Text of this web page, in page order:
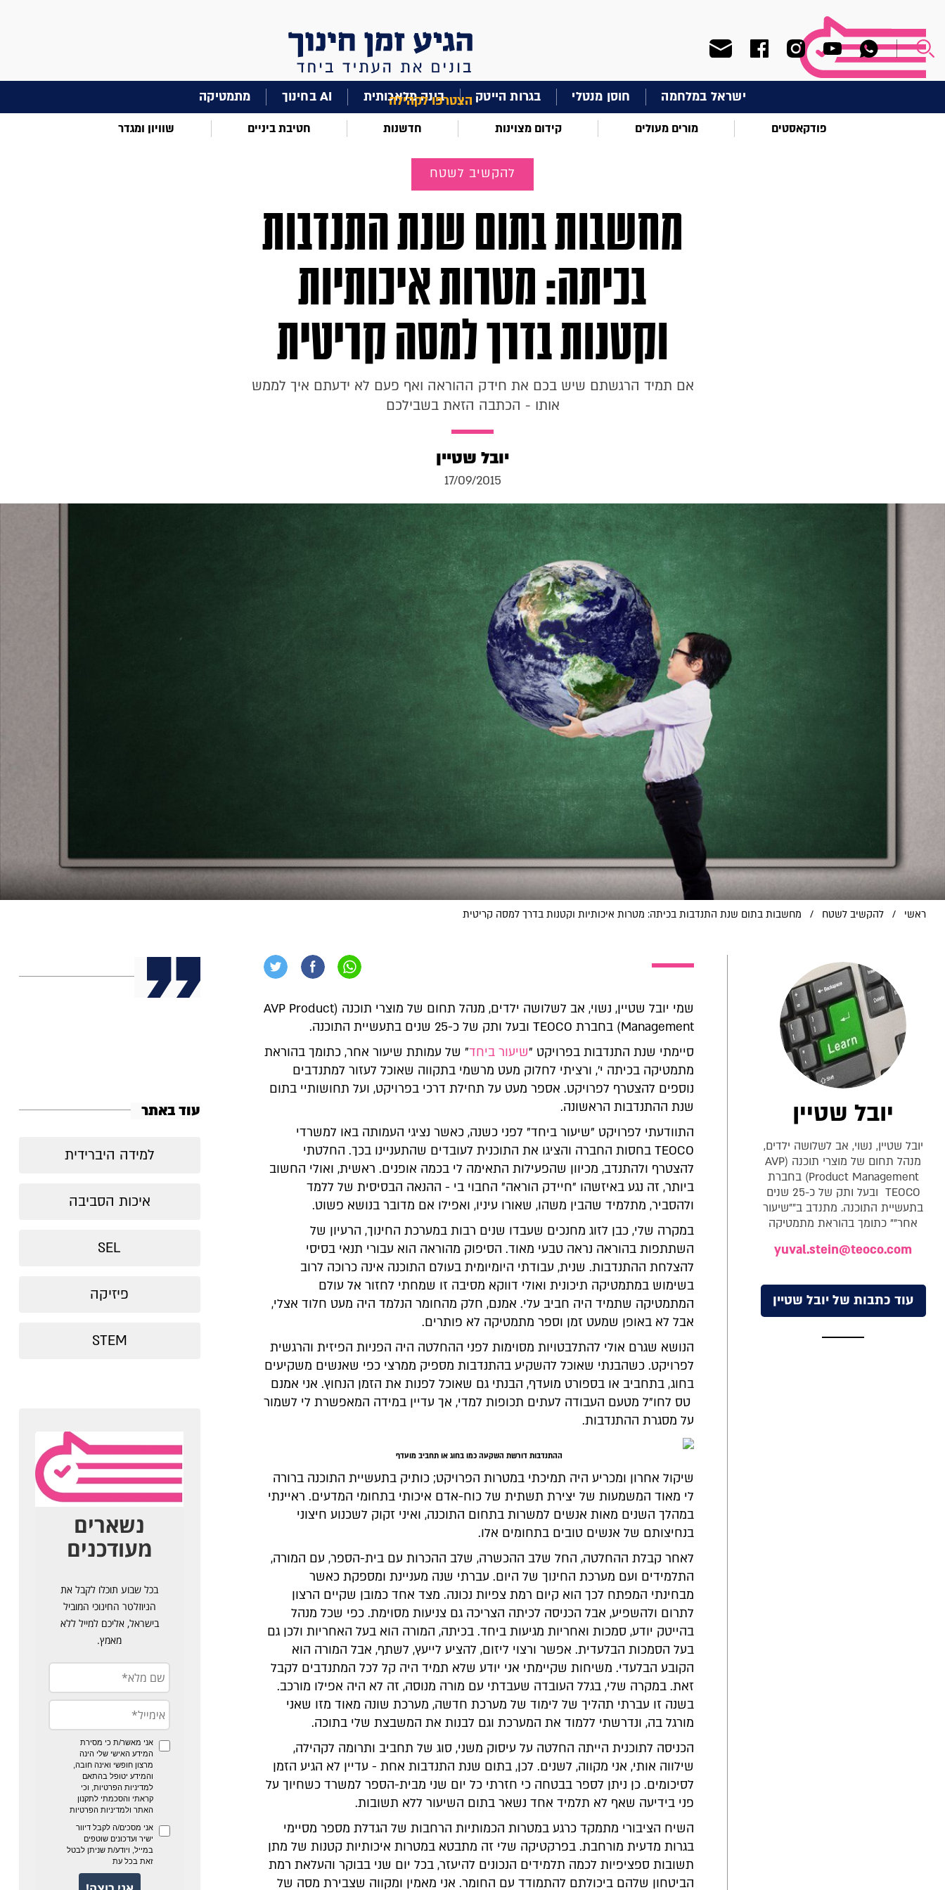
הצטרפו לקהילה ישראל במלחמה חוסן מנטלי בגרות הייטק בינה מלאכותית AI בחינוך מתמטיקה
פודקאסטים מורים מעולים קידום מצוינות חדשנות חטיבת ביניים שוויון ומגדר
להקשיב לשטח
מחשבות בתום שנת התנדבות
בכיתה: מטרות איכותיות
וקטנות בדרך למסה קריטית
אם תמיד הרגשתם שיש בכם את חידק ההוראה ואף פעם לא ידעתם איך לממש
אותו - הכתבה הזאת בשבילכם
יובל שטיין
17/09/2015
ראשי / להקשיב לשטח / מחשבות בתום שנת התנדבות בכיתה: מטרות איכותיות וקטנות בדרך למסה קריטית
שמי יובל שטיין, נשוי, אב לשלושה ילדים, מנהל תחום של מוצרי תוכנה (AVP Product
Management) בחברת TEOCO ובעל ותק של כ-25 שנים בתעשיית התוכנה.
סיימתי שנת התנדבות בפרויקט "שיעור ביחד" של עמותת שיעור אחר, כתומך בהוראת
מתמטיקה בכיתה י', ורציתי לחלוק מעט מרשמי בתקווה שאוכל לעזור למתנדבים
נוספים להצטרף לפרויקט. אספר מעט על תחילת דרכי בפרויקט, ועל תחושותיי בתום
שנת ההתנדבות הראשונה.
התוודעתי לפרויקט "שיעור ביחד" לפני כשנה, כאשר נציגי העמותה באו למשרדי
TEOCO בחסות החברה והציגו את התוכנית לעובדים שהתעניינו בכך. החלטתי
להצטרף ולהתנדב, מכיוון שהפעילות התאימה לי בכמה אופנים. ראשית, ואולי החשוב
ביותר, זה נגע באיזשהו "חיידק הוראה" החבוי בי - ההנאה הבסיסית של ללמד
ולהסביר, מתלמיד שהבין משהו, שאורו עיניו, ואפילו אם מדובר בנושא פשוט.
במקרה שלי, כבן לזוג מחנכים שעבדו שנים רבות במערכת החינוך, הרעיון של
השתתפות בהוראה נראה טבעי מאוד. הסיפוק מהוראה הוא עבורי תנאי בסיסי
להצלחת ההתנדבות. שנית, עבודתי היומיומית בעולם התוכנה אינה כרוכה לרוב
בשימוש במתמטיקה תיכונית ואולי דווקא מסיבה זו שמחתי לחזור אל עולם
המתמטיקה שתמיד היה חביב עלי. אמנם, חלק מהחומר הנלמד היה מעט חלוד אצלי,
אבל לא באופן שמעט זמן וספר מתמטיקה לא פותרים.
הנושא שגרם אולי להתלבטויות מסוימות לפני ההחלטה היה הפניות הפיזית והרגשית
לפרויקט. כשהבנתי שאוכל להשקיע בהתנדבות מספיק ממרצי כפי שאנשים משקיעים
בחוג, בתחביב או בספורט מועדף, הבנתי גם שאוכל לפנות את הזמן הנחוץ. אני אמנם
טס לחו"ל מטעם העבודה לעתים תכופות למדי, אך עדיין במידה המאפשרת לי לשמור
על מסגרת ההתנדבות.
ההתנדבות דורשת השקעה כמו בחוג או תחביב מועדף
שיקול אחרון ומכריע היה תמיכתי במטרות הפרויקט; כותיק בתעשיית התוכנה ברורה
לי מאוד המשמעות של יצירת תשתית של כוח-אדם איכותי בתחומי המדעים. ראיינתי
במהלך השנים מאות אנשים למשרות בתחום התוכנה, ואיני זקוק לשכנוע חיצוני
בנחיצותם של אנשים טובים בתחומים אלו.
לאחר קבלת ההחלטה, החל שלב ההכשרה, שלב ההכרות עם בית-הספר, עם המורה,
התלמידים ועם מערכת החינוך של היום. עברתי שנה מעניינת ומספקת כאשר
מבחינתי המפתח לכך הוא קיום רמת צפיות נכונה. מצד אחד כמובן שקיים הרצון
לתרום ולהשפיע, אבל הכניסה לכיתה הצריכה גם צניעות מסוימת. כפי שכל מנהל
בהייטק יודע, סמכות ואחריות מגיעות ביחד. בכיתה, המורה הוא בעל האחריות ולכן גם
בעל הסמכות הבלעדית. אפשר ורצוי ליזום, להציע לייעץ, לשתף, אבל המורה הוא
הקובע הבלעדי. משיחות שקיימתי אני יודע שלא תמיד היה קל לכל המתנדבים לקבל
זאת. במקרה שלי, בגלל העובדה שעבדתי עם מורה מנוסה, זה לא היה אפילו מורכב.
בשנה זו עברתי תהליך של לימוד של מערכת חדשה, מערכת שונה מאוד מזו שאני
מורגל בה, ונדרשתי ללמוד את המערכת וגם לבנות את המשבצת שלי בתוכה.
הכניסה לתוכנית הייתה החלטה על עיסוק משני, סוג של תחביב ותרומה לקהילה,
שילווה אותי, אני מקווה, לשנים. לכן, בתום שנת התנדבות אחת - עדיין לא הגיע הזמן
לסיכומים. כן ניתן לספר בבטחה כי חזרתי כל יום שני מבית-הספר למשרד כשחיוך על
פני בידיעה שאף לא תלמיד אחד נשאר בתום השיעור ללא תשובות.
השיח הציבורי מתמקד כרגע במטרות הכמותיות הרחבות של הגדלת מספר מסיימי
בגרות מדעית מורחבת. בפרקטיקה שלי זה מתבטא במטרות איכותיות קטנות של מתן
תשובות ספציפיות לכמה תלמידים הנכונים להיעזר, בכל יום שני בבוקר והעלאת רמת
הביטחון שלהם ביכולתם להתמודד עם החומר. אני מאמין ומקווה שצבירת מסה של
יובל שטיין
יובל שטיין, נשוי, אב לשלושה ילדים,
מנהל תחום של מוצרי תוכנה (AVP
Product Management) בחברת
TEOCO ובעל ותק של כ-25 שנים
בתעשיית התוכנה. מתנדב ב""שיעור
אחר"" כתומך בהוראת מתמטיקה
yuval.stein@teoco.com
עוד כתבות של יובל שטיין
עוד באתר
למידה היברידית
איכות הסביבה
SEL
פיזיקה
STEM